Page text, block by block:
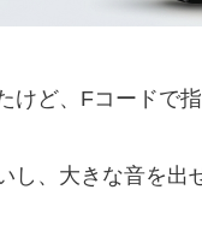
けど、Fコードで
し、大きな音を出